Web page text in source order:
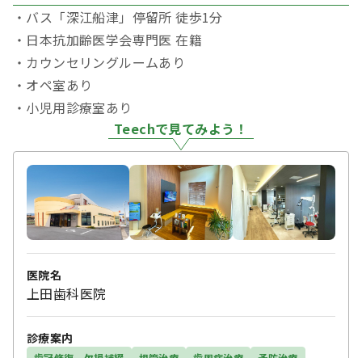
・バス「深江船津」停留所 徒歩1分
・日本抗加齢医学会専門医 在籍
・カウンセリングルームあり
・オペ室あり
・小児用診療室あり
Teechで見てみよう！
医院名
上田歯科医院
診療案内